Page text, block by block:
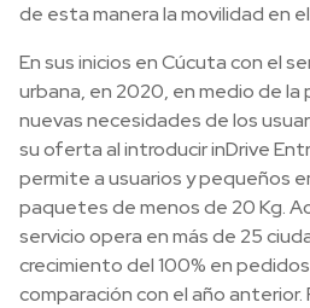
de esta manera la movilidad en
En sus inicios en Cúcuta con el
urbana, en 2020, en medio de la
nuevas necesidades de los
su oferta al introducir inDrive
permite a usuarios y pequeños
paquetes de menos de 20 Kg.
servicio opera en más de 25
crecimiento del 100% en
comparación con el año